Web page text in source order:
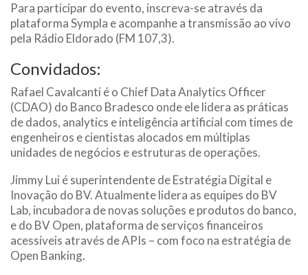
Para participar do evento, inscreva-se através da
plataforma Sympla e acompanhe a transmissão ao vivo
pela Rádio Eldorado (FM 107,3).
Convidados:
Rafael Cavalcanti é o Chief Data Analytics Officer
(CDAO) do Banco Bradesco onde ele lidera as práticas
de dados, analytics e inteligência artificial com times de
engenheiros e cientistas alocados em múltiplas
unidades de negócios e estruturas de operações.
Jimmy Lui é superintendente de Estratégia Digital e
Inovação do BV. Atualmente lidera as equipes do BV
Lab, incubadora de novas soluções e produtos do banco,
e do BV Open, plataforma de serviços financeiros
acessíveis através de APIs – com foco na estratégia de
Open Banking.